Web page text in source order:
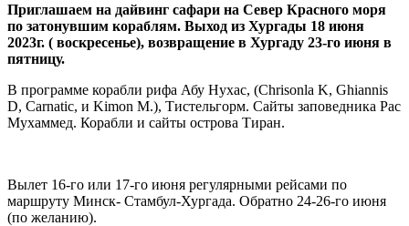
Приглашаем на дайвинг сафари на Север Красного моря
по затонувшим кораблям. Выход из Хургады 18 июня
2023г. ( воскресенье), возвращение в Хургаду 23-го июня в
пятницу.
В программе корабли рифа Абу Нухас, (Chrisonla K, Ghiannis
D, Carnatic, и Kimon M.), Тистельгорм. Сайты заповедника Рас
Мухаммед. Корабли и сайты острова Тиран.
Вылет 16-го или 17-го июня регулярными рейсами по
маршруту Минск- Стамбул-Хургада. Обратно 24-26-го июня
(по желанию).